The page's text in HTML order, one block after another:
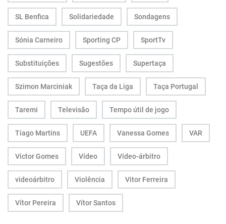
SL Benfica Solidariedade Sondagens
Sónia Carneiro Sporting CP SportTv
Substituições Sugestões Supertaça
Szimon Marciniak Taça da Liga Taça Portugal
Taremi Televisão Tempo útil de jogo
Tiago Martins UEFA Vanessa Gomes VAR
Victor Gomes Vídeo Vídeo-árbitro
videoárbitro Violência Vitor Ferreira
Vítor Pereira Vítor Santos